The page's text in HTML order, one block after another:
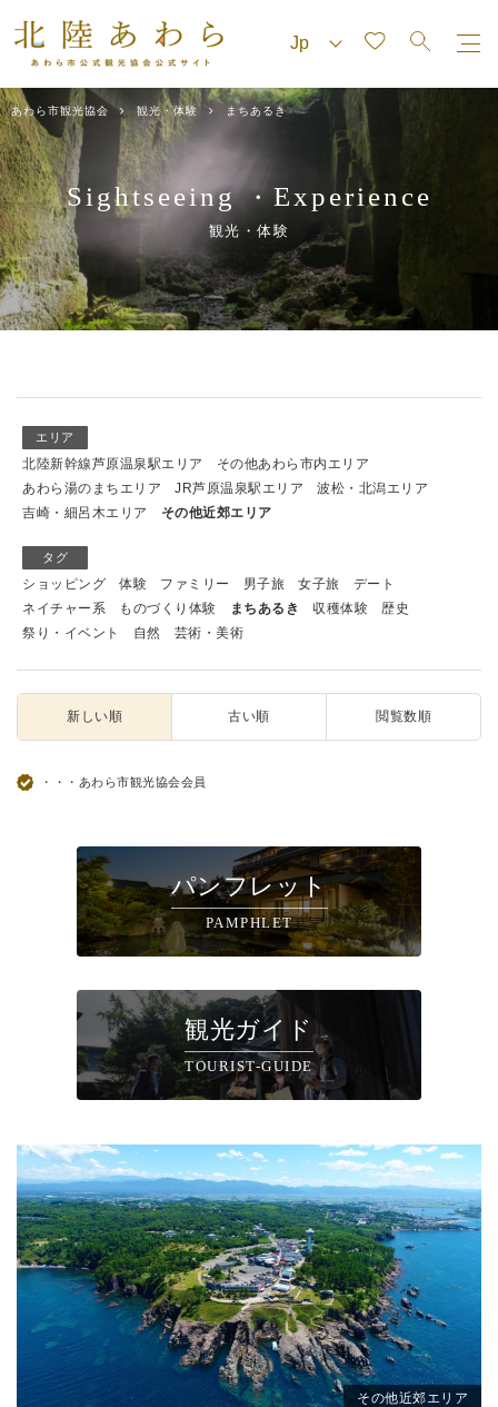
あわら市観光協会 観光・体験 まちあるき
Sightseeing・ Experience
観光・体験
エリア
北陸新幹線芦原温泉駅エリア
その他あわら市内エリア
あわら湯のまちエリア
JR芦原温泉駅エリア
波松・北潟エリア
吉崎・細呂木エリア
その他近郊エリア
タグ
ショッピング 体験 ファミリー 男子旅 女子旅
デート
ネイチャー系
ものづくり体験 まちあるき 収穫体験
歴史
祭り・イベント
自然 芸術・美術
新しい順 古い順 閲覧数順
・・・あわら市観光協会会員
パンフレット
PAMPHLET
観光ガイド
TOURIST-GUIDE
その他近郊エリア